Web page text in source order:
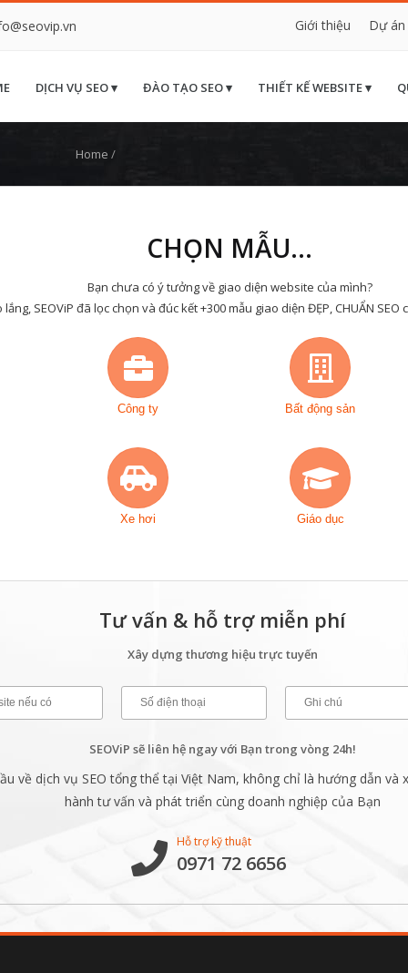
Giới thiệu Dự án
DỊCH VỤ SEO ▾ ĐÀO TẠO SEO ▾ THIẾT KẾ WEBSITE ▾
Home /
CHỌN MẪU...
Bạn chưa có ý tưởng về giao diện website của mình?
SEOViP đã lọc chọn và đúc kết +300 mẫu giao diện ĐẸP, CHUẨN SEO
Công ty Bất động sản
Xe hơi Giáo dục
Tư vấn & hỗ trợ miễn phí
Xây dựng thương hiệu trực tuyến
SEOViP sẽ liên hệ ngay với Bạn trong vòng 24h!
về dịch vụ SEO tổng thể tại Việt Nam, không chỉ là hướng dẫn
hành tư vấn và phát triển cùng doanh nghiệp của Bạn
Hỗ trợ kỹ thuật
0971 72 6656